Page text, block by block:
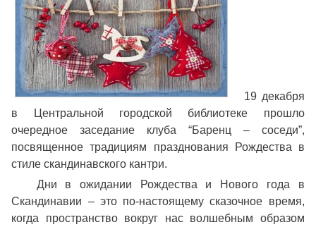
19 декабря
в Центральной городской библиотеке прошло
очередное заседание клуба “Баренц – соседи”,
посвященное традициям празднования Рождества в
стиле скандинавского кантри.
Дни в ожидании Рождества и Нового года в
Скандинавии – это по-настоящему сказочное время,
когда пространство вокруг нас волшебным образом